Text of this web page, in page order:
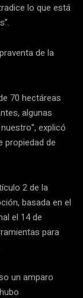
lo que está
de la
70 hectáreas
algunas
explicó
propiedad de
2 de la
basada en el
el 14 de
para
un amparo